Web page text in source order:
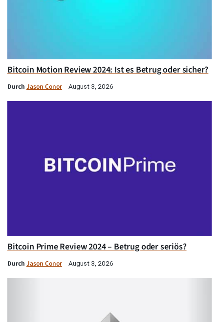
Bitcoin Motion Review 2024: Ist es Betrug oder sicher?
Durch Jason Conor August 3, 2026
Bitcoin Prime Review 2024 – Betrug oder seriös?
Durch Jason Conor August 3, 2026